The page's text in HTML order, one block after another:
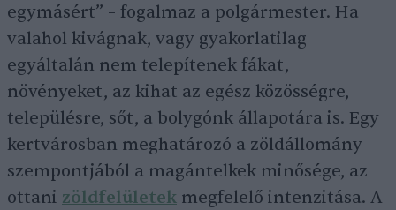
egymásért” – fogalmaz a polgármester. Ha
valahol kivágnak, vagy gyakorlatilag
egyáltalán nem telepítenek fákat,
növényeket, az kihat az egész közösségre,
településre, sőt, a bolygónk állapotára is. Egy
kertvárosban meghatározó a zöldállomány
szempontjából a magántelkek minősége, az
ottani zöldfelületek megfelelő intenzitása. A